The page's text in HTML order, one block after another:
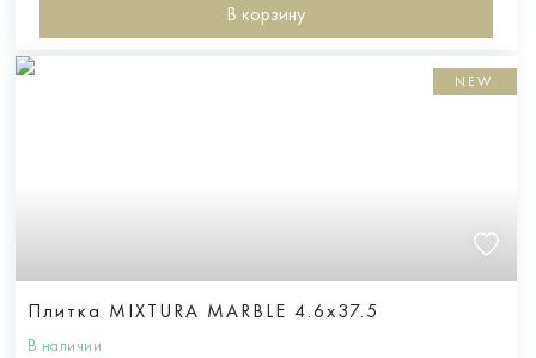
В корзину
NEW
Плитка MIXTURA MARBLE 4.6x37.5
В наличии